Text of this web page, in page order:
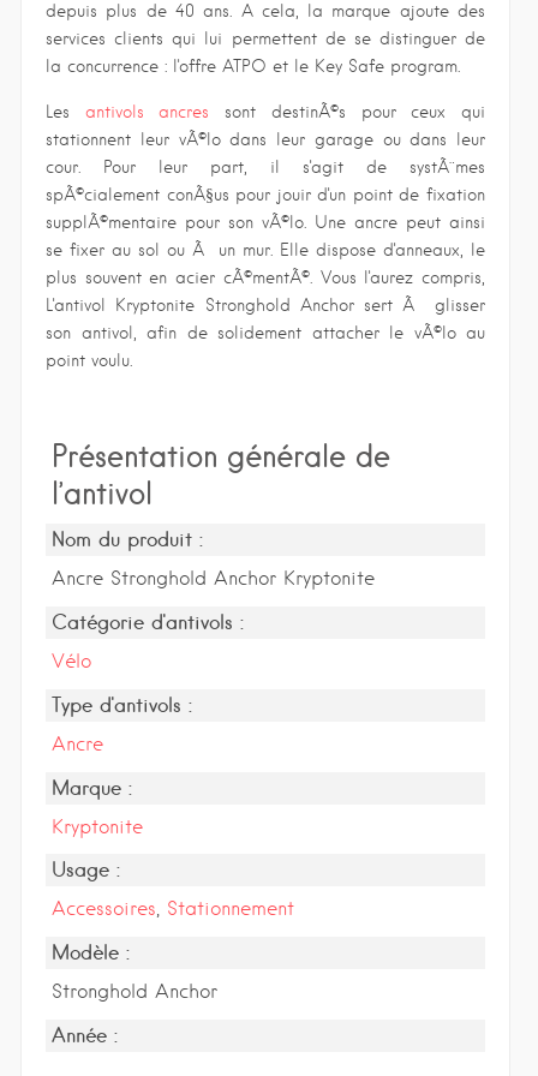
depuis plus de 40 ans. A cela, la marque ajoute des
services clients qui lui permettent de se distinguer de
la concurrence : l'offre ATPO et le Key Safe program.
Les antivols ancres sont destinÃ©s pour ceux qui
stationnent leur vÃ©lo dans leur garage ou dans leur
cour. Pour leur part, il s'agit de systÃ¨mes
spÃ©cialement conÃ§us pour jouir d'un point de fixation
supplÃ©mentaire pour son vÃ©lo. Une ancre peut ainsi
se fixer au sol ou Ã un mur. Elle dispose d'anneaux, le
plus souvent en acier cÃ©mentÃ©. Vous l'aurez compris,
L'antivol Kryptonite Stronghold Anchor sert Ã glisser
son antivol, afin de solidement attacher le vÃ©lo au
point voulu.
Présentation générale de
l’antivol
Nom du produit :
Ancre Stronghold Anchor Kryptonite
Catégorie d'antivols :
Vélo
Type d'antivols :
Ancre
Marque :
Kryptonite
Usage :
Accessoires, Stationnement
Modèle :
Stronghold Anchor
Année :